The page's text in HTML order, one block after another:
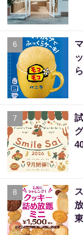
6
7
8